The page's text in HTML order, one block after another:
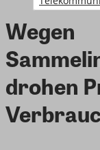
Wegen
drohen